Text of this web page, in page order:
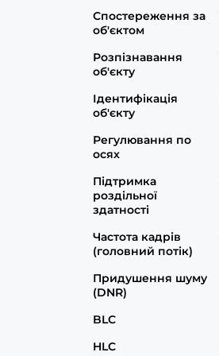
Спостереження за
об'єктом
Розпізнавання
об'єкту
Ідентифікація
об'єкту
Регулювання по
осях
Підтримка
роздільної
здатності
Частота кадрів
(головний потік)
Придушення шуму
(DNR)
BLC
HLC